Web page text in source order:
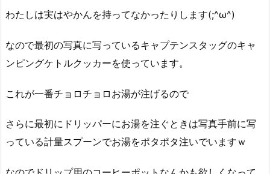
わたしは実はやかんを持ってなかったりします(;^ω^)
なので最初の写真に写っているキャプテンスタッグのキャ
ンピングケトルクッカーを使っています。
これが一番チョロチョロお湯が注げるので
さらに最初にドリッパーにお湯を注ぐときは写真手前に写
っている計量スプーンでお湯をポタポタ注いでいますｗ